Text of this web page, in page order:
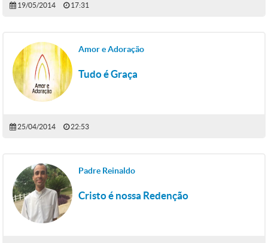
19/05/2014 17:31
Amor e Adoração
Tudo é Graça
25/04/2014 22:53
Padre Reinaldo
Cristo é nossa Redenção